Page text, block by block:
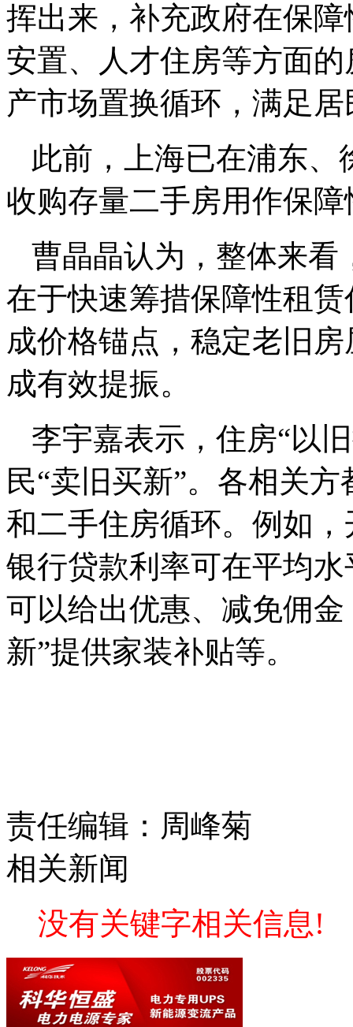
挥出来，补充政府在保
安置、人才住房等方面
产市场置换循环，满足
此前，上海已在浦东
收购存量二手房用作保
曹晶晶认为，整体来看
在于快速筹措保障性租
成价格锚点，稳定老旧
成有效提振。
李宇嘉表示，住房“以
民“卖旧买新”。各相关
和二手住房循环。例如
银行贷款利率可在平均
可以给出优惠、减免佣
新”提供家装补贴等。
责任编辑：周峰菊
相关新闻
没有关键字相关信息!